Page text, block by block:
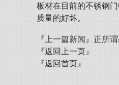
板材在目前的不锈钢
质量的好坏。
『上一篇新闻』 正所
『返回上一页』
『返回首页』